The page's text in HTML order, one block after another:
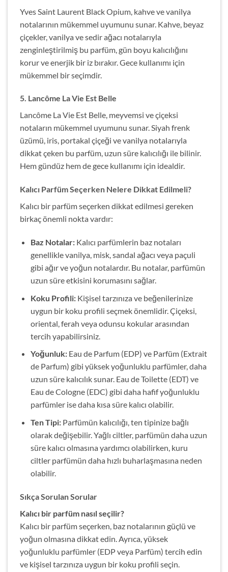
Yves Saint Laurent Black Opium, kahve ve vanilya
notalarının mükemmel uyumunu sunar. Kahve, beyaz
çiçekler, vanilya ve sedir ağacı notalarıyla
zenginleştirilmiş bu parfüm, gün boyu kalıcılığını
korur ve enerjik bir iz bırakır. Gece kullanımı için
mükemmel bir seçimdir.
5. Lancôme La Vie Est Belle
Lancôme La Vie Est Belle, meyvemsi ve çiçeksi
notaların mükemmel uyumunu sunar. Siyah frenk
üzümü, iris, portakal çiçeği ve vanilya notalarıyla
dikkat çeken bu parfüm, uzun süre kalıcılığı ile bilinir.
Hem gündüz hem de gece kullanımı için idealdir.
Kalıcı Parfüm Seçerken Nelere Dikkat Edilmeli?
Kalıcı bir parfüm seçerken dikkat edilmesi gereken
birkaç önemli nokta vardır:
Baz Notalar:Kalıcı parfümlerin baz notaları
genellikle vanilya, misk, sandal ağacı veya paçuli
gibi ağır ve yoğun notalardır. Bu notalar, parfümün
uzun süre etkisini korumasını sağlar.
Koku Profili:Kişisel tarzınıza ve beğenilerinize
uygun bir koku profili seçmek önemlidir. Çiçeksi,
oriental, ferah veya odunsu kokular arasından
tercih yapabilirsiniz.
Yoğunluk:Eau de Parfum (EDP) ve Parfüm (Extrait
de Parfum) gibi yüksek yoğunluklu parfümler, daha
uzun süre kalıcılık sunar. Eau de Toilette (EDT) ve
Eau de Cologne (EDC) gibi daha hafif yoğunluklu
parfümler ise daha kısa süre kalıcı olabilir.
Ten Tipi:Parfümün kalıcılığı, ten tipinize bağlı
olarak değişebilir. Yağlı ciltler, parfümün daha uzun
süre kalıcı olmasına yardımcı olabilirken, kuru
ciltler parfümün daha hızlı buharlaşmasına neden
olabilir.
Sıkça Sorulan Sorular
Kalıcı bir parfüm nasıl seçilir?
Kalıcı bir parfüm seçerken, baz notalarının güçlü ve
yoğun olmasına dikkat edin. Ayrıca, yüksek
yoğunluklu parfümler (EDP veya Parfüm) tercih edin
ve kişisel tarzınıza uygun bir koku profili seçin.